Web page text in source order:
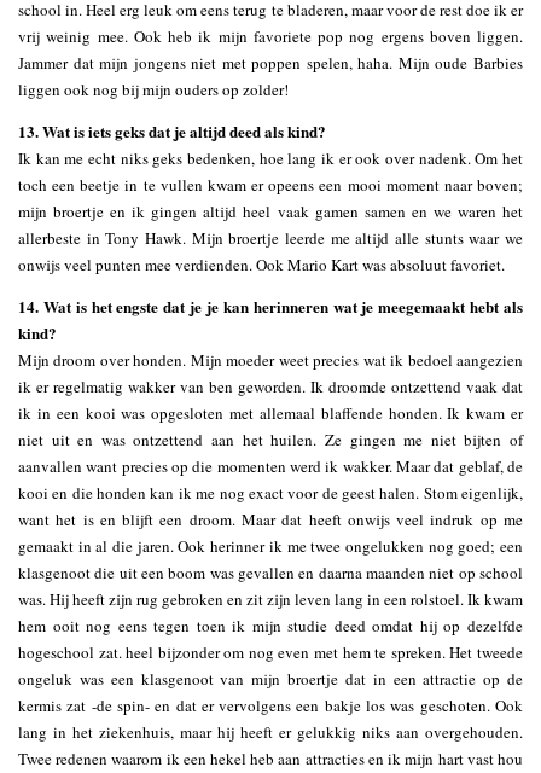
school in. Heel erg leuk om eens terug te bladeren, maar voor de rest doe ik er
vrij weinig mee. Ook heb ik mijn favoriete pop nog ergens boven liggen.
Jammer dat mijn jongens niet met poppen spelen, haha. Mijn oude Barbies
liggen ook nog bij mijn ouders op zolder!
13. Wat is iets geks dat je altijd deed als kind?
Ik kan me echt niks geks bedenken, hoe lang ik er ook over nadenk. Om het
toch een beetje in te vullen kwam er opeens een mooi moment naar boven;
mijn broertje en ik gingen altijd heel vaak gamen samen en we waren het
allerbeste in Tony Hawk. Mijn broertje leerde me altijd alle stunts waar we
onwijs veel punten mee verdienden. Ook Mario Kart was absoluut favoriet.
14. Wat is het engste dat je je kan herinneren wat je meegemaakt hebt als
kind?
Mijn droom over honden. Mijn moeder weet precies wat ik bedoel aangezien
ik er regelmatig wakker van ben geworden. Ik droomde ontzettend vaak dat
ik in een kooi was opgesloten met allemaal blaffende honden. Ik kwam er
niet uit en was ontzettend aan het huilen. Ze gingen me niet bijten of
aanvallen want precies op die momenten werd ik wakker. Maar dat geblaf, de
kooi en die honden kan ik me nog exact voor de geest halen. Stom eigenlijk,
want het is en blijft een droom. Maar dat heeft onwijs veel indruk op me
gemaakt in al die jaren. Ook herinner ik me twee ongelukken nog goed; een
klasgenoot die uit een boom was gevallen en daarna maanden niet op school
was. Hij heeft zijn rug gebroken en zit zijn leven lang in een rolstoel. Ik kwam
hem ooit nog eens tegen toen ik mijn studie deed omdat hij op dezelfde
hogeschool zat. heel bijzonder om nog even met hem te spreken. Het tweede
ongeluk was een klasgenoot van mijn broertje dat in een attractie op de
kermis zat -de spin- en dat er vervolgens een bakje los was geschoten. Ook
lang in het ziekenhuis, maar hij heeft er gelukkig niks aan overgehouden.
Twee redenen waarom ik een hekel heb aan attracties en ik mijn hart vast hou